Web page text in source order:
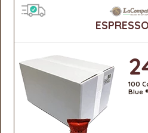
100
Blue